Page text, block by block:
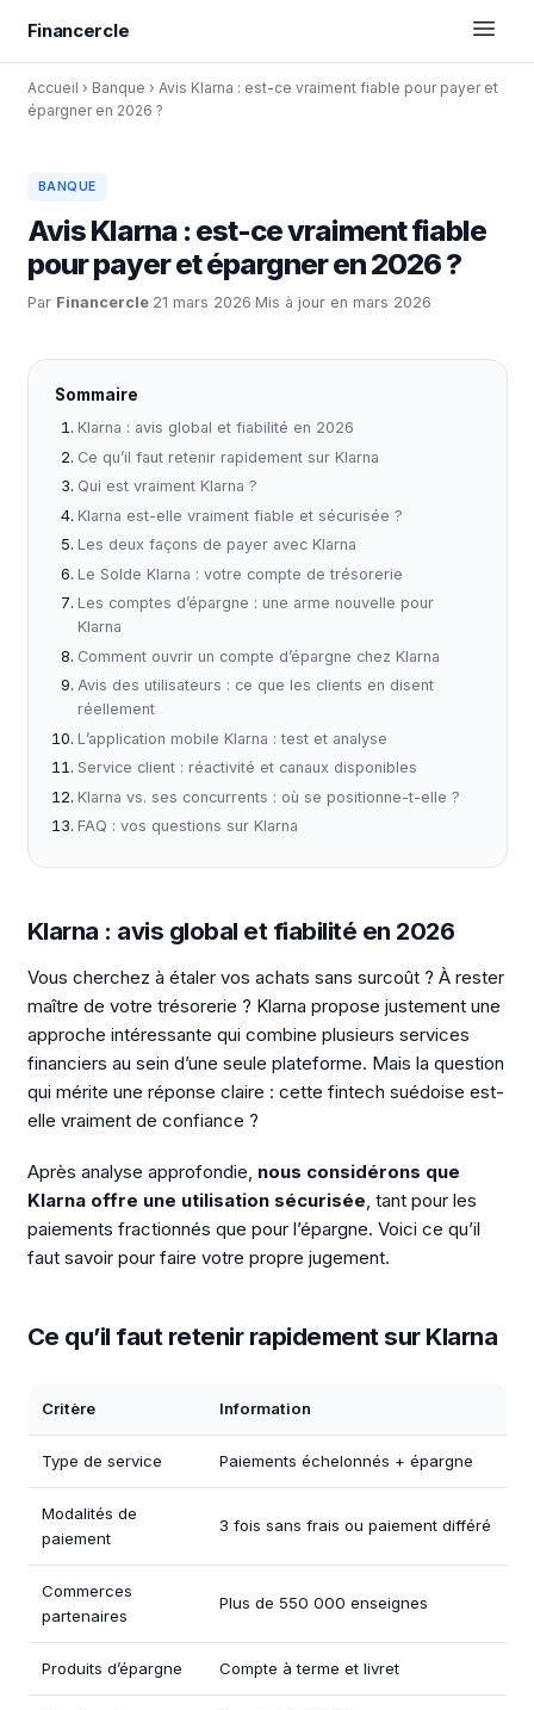
Financercle
Accueil › Banque › Avis Klarna : est-ce vraiment fiable pour payer et
épargner en 2026 ?
BANQUE
Avis Klarna : est-ce vraiment fiable
pour payer et épargner en 2026 ?
Par Financercle·21 mars 2026·Mis à jour en mars 2026
Sommaire
Klarna : avis global et fiabilité en 2026
Ce qu’il faut retenir rapidement sur Klarna
Qui est vraiment Klarna ?
Klarna est-elle vraiment fiable et sécurisée ?
Les deux façons de payer avec Klarna
Le Solde Klarna : votre compte de trésorerie
Les comptes d’épargne : une arme nouvelle pour
Klarna
Comment ouvrir un compte d’épargne chez Klarna
Avis des utilisateurs : ce que les clients en disent
réellement
L’application mobile Klarna : test et analyse
Service client : réactivité et canaux disponibles
Klarna vs. ses concurrents : où se positionne-t-elle ?
FAQ : vos questions sur Klarna
Klarna : avis global et fiabilité en 2026
Vous cherchez à étaler vos achats sans surcoût ? À rester
maître de votre trésorerie ? Klarna propose justement une
approche intéressante qui combine plusieurs services
financiers au sein d’une seule plateforme. Mais la question
qui mérite une réponse claire : cette fintech suédoise est-
elle vraiment de confiance ?
Après analyse approfondie, nous considérons que
Klarna offre une utilisation sécurisée, tant pour les
paiements fractionnés que pour l’épargne. Voici ce qu’il
faut savoir pour faire votre propre jugement.
Ce qu’il faut retenir rapidement sur Klarna
Critère Information
Type de service Paiements échelonnés + épargne
Modalités de
paiement
3 fois sans frais ou paiement différé
Commerces
partenaires
Plus de 550 000 enseignes
Produits d’épargne Compte à terme et livret